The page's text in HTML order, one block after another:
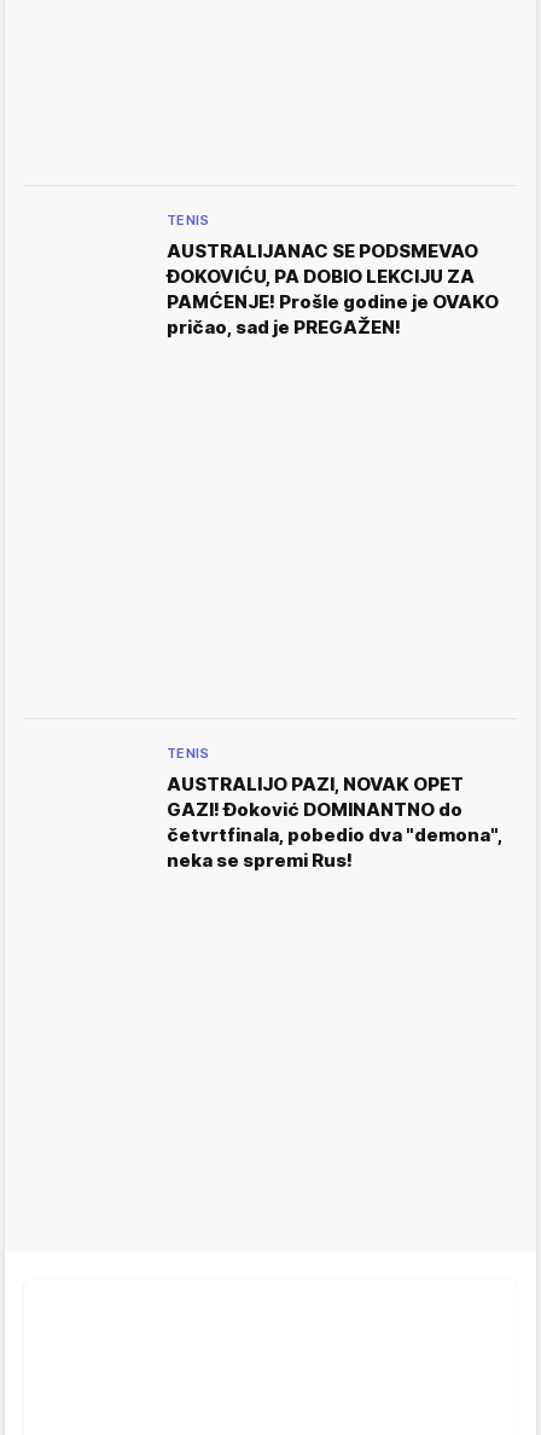
TENIS
AUSTRALIJANAC SE PODSMEVAO
ĐOKOVIĆU, PA DOBIO LEKCIJU ZA
PAMĆENJE! Prošle godine je OVAKO
pričao, sad je PREGAŽEN!
TENIS
AUSTRALIJO PAZI, NOVAK OPET
GAZI! Đoković DOMINANTNO do
četvrtfinala, pobedio dva "demona",
neka se spremi Rus!